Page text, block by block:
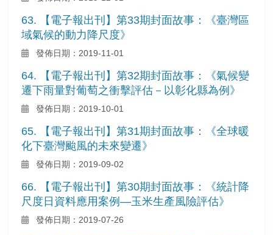
63. 【電子報出刊】第33期封面故事：《臺灣區
域氣候的動力降尺度》
發佈日期：2019-11-01
64. 【電子報出刊】第32期封面故事：《氣候變
遷下雨量對葡萄之衝擊評估－以彰化縣為例》
發佈日期：2019-10-01
65. 【電子報出刊】第31期封面故事：《全球暖
化下臺灣颱風的未來變遷》
發佈日期：2019-09-02
66. 【電子報出刊】第30期封面故事：《統計降
尺度日資料應用案例—玉米生產風險評估》
發佈日期：2019-07-26